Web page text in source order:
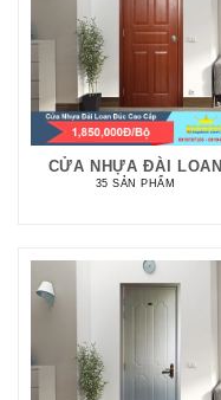
CỬA NHỰA ĐÀI LOAN
35 SẢN PHẨM